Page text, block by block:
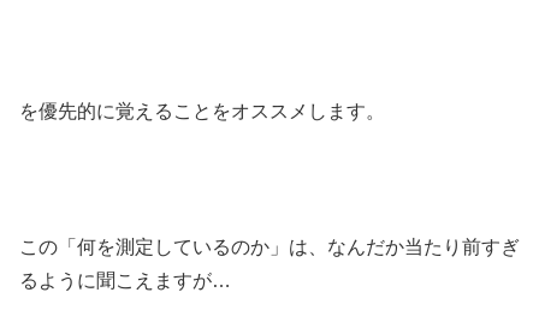
を優先的に覚えることをオススメします。
この「何を測定しているのか」は、なんだか当たり前すぎ
るように聞こえますが…